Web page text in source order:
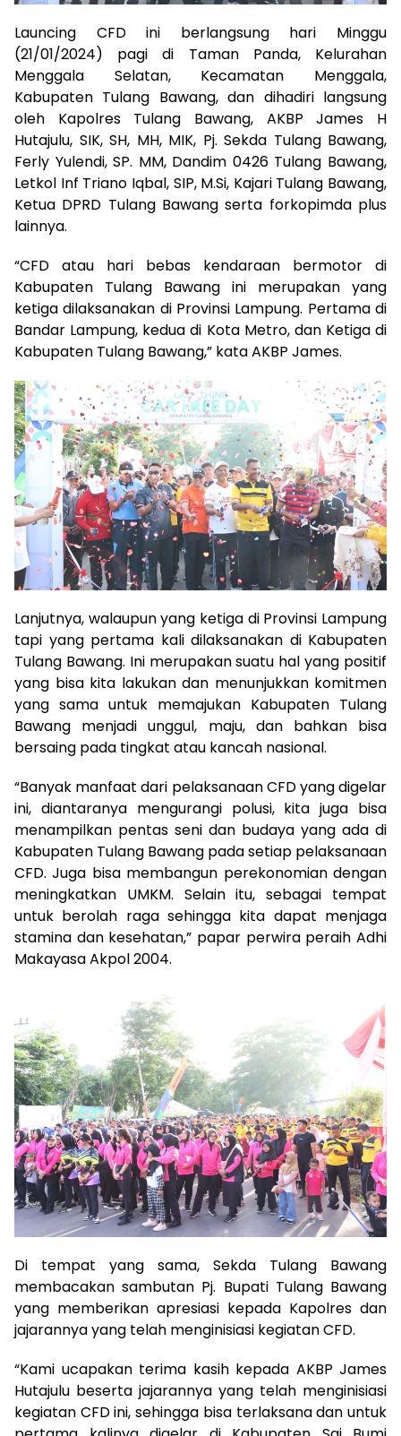
Launcing CFD ini berlangsung hari Minggu
(21/01/2024) pagi di Taman Panda, Kelurahan
Menggala Selatan, Kecamatan Menggala,
Kabupaten Tulang Bawang, dan dihadiri langsung
oleh Kapolres Tulang Bawang, AKBP James H
Hutajulu, SIK, SH, MH, MIK, Pj. Sekda Tulang Bawang,
Ferly Yulendi, SP. MM, Dandim 0426 Tulang Bawang,
Letkol Inf Triano Iqbal, SIP, M.Si, Kajari Tulang Bawang,
Ketua DPRD Tulang Bawang serta forkopimda plus
lainnya.
“CFD atau hari bebas kendaraan bermotor di
Kabupaten Tulang Bawang ini merupakan yang
ketiga dilaksanakan di Provinsi Lampung. Pertama di
Bandar Lampung, kedua di Kota Metro, dan Ketiga di
Kabupaten Tulang Bawang,” kata AKBP James.
Lanjutnya, walaupun yang ketiga di Provinsi Lampung
tapi yang pertama kali dilaksanakan di Kabupaten
Tulang Bawang. Ini merupakan suatu hal yang positif
yang bisa kita lakukan dan menunjukkan komitmen
yang sama untuk memajukan Kabupaten Tulang
Bawang menjadi unggul, maju, dan bahkan bisa
bersaing pada tingkat atau kancah nasional.
“Banyak manfaat dari pelaksanaan CFD yang digelar
ini, diantaranya mengurangi polusi, kita juga bisa
menampilkan pentas seni dan budaya yang ada di
Kabupaten Tulang Bawang pada setiap pelaksanaan
CFD. Juga bisa membangun perekonomian dengan
meningkatkan UMKM. Selain itu, sebagai tempat
untuk berolah raga sehingga kita dapat menjaga
stamina dan kesehatan,” papar perwira peraih Adhi
Makayasa Akpol 2004.
Di tempat yang sama, Sekda Tulang Bawang
membacakan sambutan Pj. Bupati Tulang Bawang
yang memberikan apresiasi kepada Kapolres dan
jajarannya yang telah menginisiasi kegiatan CFD.
“Kami ucapakan terima kasih kepada AKBP James
Hutajulu beserta jajarannya yang telah menginisiasi
kegiatan CFD ini, sehingga bisa terlaksana dan untuk